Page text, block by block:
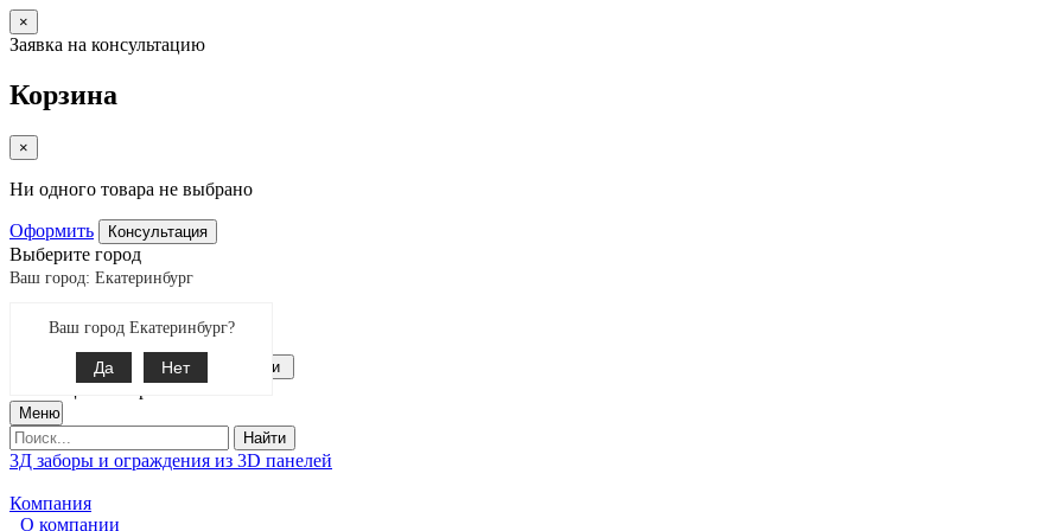
×
Заявка на консультацию
Корзина
×
Ни одного товара не выбрано
Оформить Консультация
Выберите город
Ваш город: Екатеринбург
Ваш город Екатеринбург?
Да Нет
Екатеринбург
8-343-287-92-92
Связаться с нами
позиции товаров
Меню
Найти
3Д заборы и ограждения из 3D панелей
Компания
О компании